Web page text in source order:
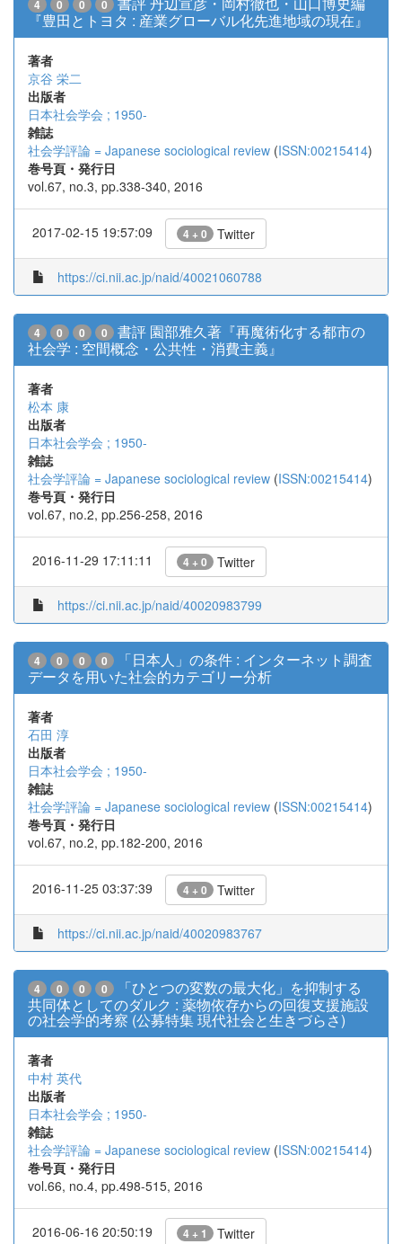
4 0 0 0
『豊田とトヨタ : 産業グローバル化先進地域の現在』
著者
京谷 栄二
出版者
日本社会学会 ; 1950-
雑誌
社会学評論 = Japanese sociological review (ISSN:00215414)
巻号頁・発行日
vol.67, no.3, pp.338-340, 2016
2017-02-15 19:57:09 4 + 0 Twitter
https://ci.nii.ac.jp/naid/40021060788
4 0 0 0
書評 園部雅久著『再魔術化する都市の
社会学 : 空間概念・公共性・消費主義』
著者
松本 康
出版者
日本社会学会 ; 1950-
雑誌
社会学評論 = Japanese sociological review (ISSN:00215414)
巻号頁・発行日
vol.67, no.2, pp.256-258, 2016
2016-11-29 17:11:11 4 + 0 Twitter
https://ci.nii.ac.jp/naid/40020983799
4 0 0 0
「日本人」の条件 : インターネット調査
データを用いた社会的カテゴリー分析
著者
石田 淳
出版者
日本社会学会 ; 1950-
雑誌
社会学評論 = Japanese sociological review (ISSN:00215414)
巻号頁・発行日
vol.67, no.2, pp.182-200, 2016
2016-11-25 03:37:39 4 + 0 Twitter
https://ci.nii.ac.jp/naid/40020983767
4 0 0 0
「ひとつの変数の最大化」を抑制する
共同体としてのダルク : 薬物依存からの回復支援施設
の社会学的考察 (公募特集 現代社会と生きづらさ)
著者
中村 英代
出版者
日本社会学会 ; 1950-
雑誌
社会学評論 = Japanese sociological review (ISSN:00215414)
巻号頁・発行日
vol.66, no.4, pp.498-515, 2016
2016-06-16 20:50:19 4 + 1 Twitter